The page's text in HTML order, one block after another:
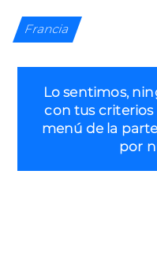
Francia
Lo sentimos,
con tus criterios
menú de la
por